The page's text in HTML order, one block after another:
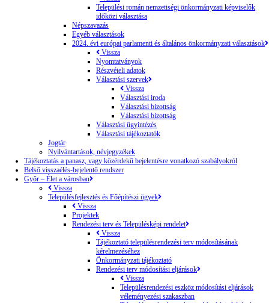
Települési román nemzetiségi önkormányzati képviselők
időközi választása
Népszavazás
Egyéb választások
2024. évi európai parlamenti és általános önkormányzati választások
Vissza
Nyomtatványok
Részvételi adatok
Választási szervek
Vissza
Választási iroda
Választási bizottság
Választási bizottság
Választási ügyintézés
Választási tájékoztatók
Jogtár
Nyilvántartások, névjegyzékek
Tájékoztatás a panasz, vagy közérdekű bejelentésre vonatkozó szabályokról
Belső visszaélés-bejelentő rendszer
Győr – Élet a városban
Vissza
Településfejlesztés és Főépítészi ügyek
Vissza
Projektek
Rendezési terv és Településképi rendelet
Vissza
Tájékoztató településrendezési terv módosításának
kérelmezéséhez
Önkormányzati tájékoztató
Rendezési terv módosítási eljárások
Vissza
Településrendezési eszköz módosítási eljárások
véleményezési szakaszban